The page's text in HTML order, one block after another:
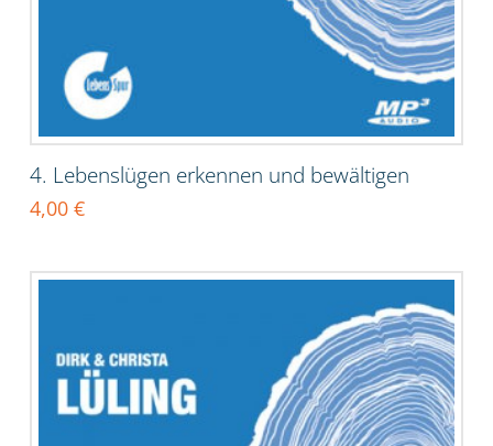
4. Lebenslügen erkennen und bewältigen
4,00 €